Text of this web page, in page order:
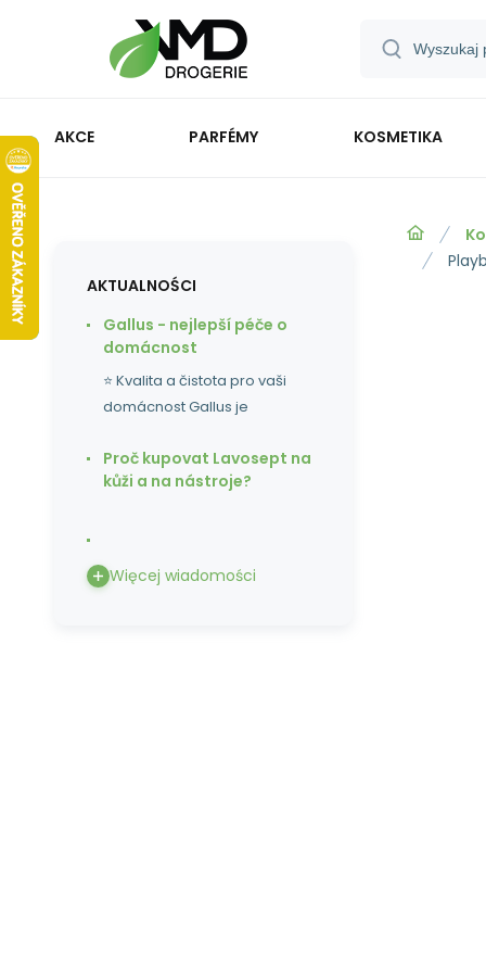
AKCE PARFÉMY KOSMETIKA
AKTUALNOŚCI
Gallus - nejlepší péče o
domácnost
⭐ Kvalita a čistota pro vaši
domácnost Gallus je
Proč kupovat Lavosept na
kůži a na nástroje?
Więcej wiadomości